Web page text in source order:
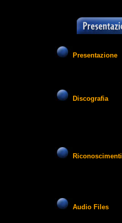
Presentazione
Discografia
Riconoscimenti
Audio Files